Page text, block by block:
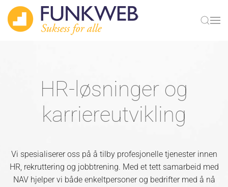
Skip to main content
HR-løsninger og
karriereutvikling
Vi spesialiserer oss på å tilby profesjonelle tjenester innen
HR, rekruttering og jobbtrening. Med et tett samarbeid med
NAV hjelper vi både enkeltpersoner og bedrifter med å nå